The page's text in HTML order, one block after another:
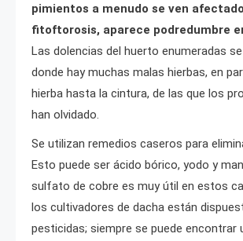
pimientos a menudo se ven
fitoftorosis, aparece podredumbre
Las dolencias del huerto enumeradas
donde hay muchas malas hierbas, en
hierba hasta la cintura, de las que los
han olvidado.
Se utilizan remedios caseros para
Esto puede ser ácido bórico, yodo y
sulfato de cobre es muy útil en estos
los cultivadores de dacha están
pesticidas; siempre se puede encontrar